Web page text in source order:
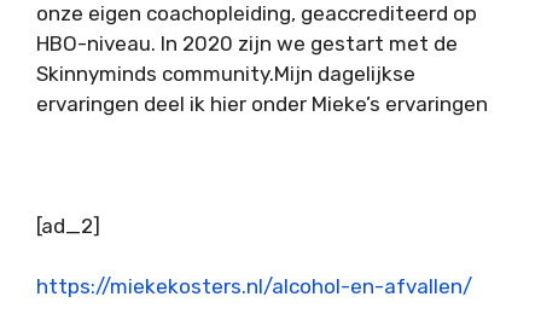
onze eigen coachopleiding, geaccrediteerd op
HBO-niveau. In 2020 zijn we gestart met de
Skinnyminds community.Mijn dagelijkse
ervaringen deel ik hier onder Mieke’s ervaringen
[ad_2]
https://miekekosters.nl/alcohol-en-afvallen/